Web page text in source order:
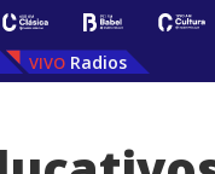
Radios